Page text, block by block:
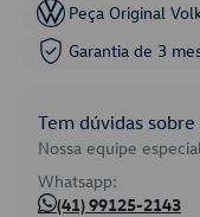
Peça Original
Garantia de 3
Tem dúvidas
Nossa equipe
Whatsapp:
(41) 99125-2143